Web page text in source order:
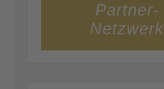
Partner-
Netzwerk